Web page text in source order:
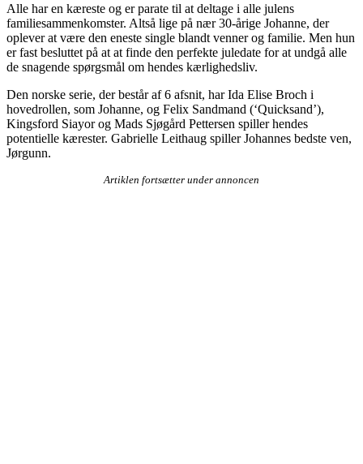
Alle har en kæreste og er parate til at deltage i alle julens
familiesammenkomster. Altså lige på nær 30-årige Johanne, der
oplever at være den eneste single blandt venner og familie. Men hun
er fast besluttet på at at finde den perfekte juledate for at undgå alle
de snagende spørgsmål om hendes kærlighedsliv.
Den norske serie, der består af 6 afsnit, har Ida Elise Broch i
hovedrollen, som Johanne, og Felix Sandmand (‘Quicksand’),
Kingsford Siayor og Mads Sjøgård Pettersen spiller hendes
potentielle kærester. Gabrielle Leithaug spiller Johannes bedste ven,
Jørgunn.
Artiklen fortsætter under annoncen